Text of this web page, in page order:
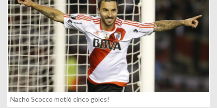
Nacho Scocco metió cinco goles!